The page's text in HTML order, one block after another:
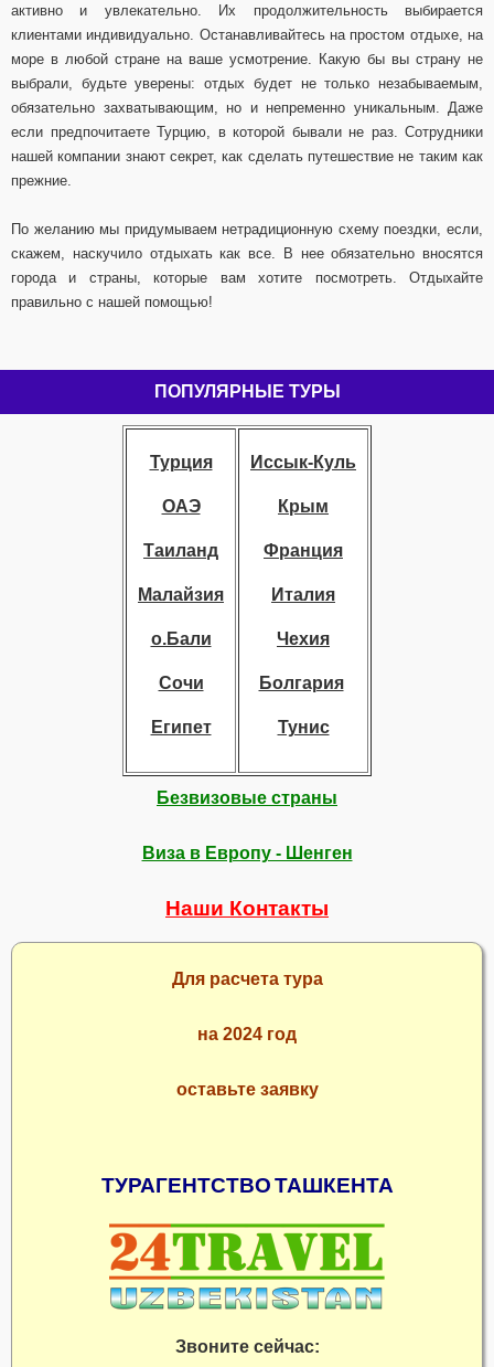
активно и увлекательно. Их продолжительность выбирается
клиентами индивидуально. Останавливайтесь на простом отдыхе, на
море в любой стране на ваше усмотрение. Какую бы вы страну не
выбрали, будьте уверены: отдых будет не только незабываемым,
обязательно захватывающим, но и непременно уникальным. Даже
если предпочитаете Турцию, в которой бывали не раз. Сотрудники
нашей компании знают секрет, как сделать путешествие не таким как
прежние.
По желанию мы придумываем нетрадиционную схему поездки, если,
скажем, наскучило отдыхать как все. В нее обязательно вносятся
города и страны, которые вам хотите посмотреть. Отдыхайте
правильно с нашей помощью!
ПОПУЛЯРНЫЕ ТУРЫ
Турция
ОАЭ
Таиланд
Малайзия
о.Бали
Сочи
Египет
Иссык-Куль
Крым
Франция
Италия
Чехия
Болгария
Тунис
Безвизовые страны
Виза в Европу - Шенген
Наши Контакты
Для расчета тура
на 2024 год
оставьте заявку
ТУРАГЕНТСТВОТАШКЕНТА
Звоните сейчас: